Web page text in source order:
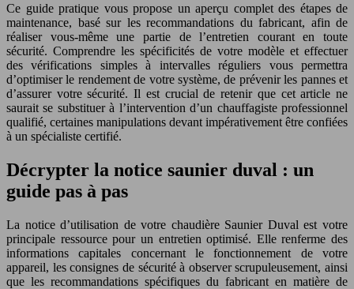
Ce guide pratique vous propose un aperçu complet des étapes de
maintenance, basé sur les recommandations du fabricant, afin de
réaliser vous-même une partie de l’entretien courant en toute
sécurité. Comprendre les spécificités de votre modèle et effectuer
des vérifications simples à intervalles réguliers vous permettra
d’optimiser le rendement de votre système, de prévenir les pannes et
d’assurer votre sécurité. Il est crucial de retenir que cet article ne
saurait se substituer à l’intervention d’un chauffagiste professionnel
qualifié, certaines manipulations devant impérativement être confiées
à un spécialiste certifié.
Décrypter la notice saunier duval : un
guide pas à pas
La notice d’utilisation de votre chaudière Saunier Duval est votre
principale ressource pour un entretien optimisé. Elle renferme des
informations capitales concernant le fonctionnement de votre
appareil, les consignes de sécurité à observer scrupuleusement, ainsi
que les recommandations spécifiques du fabricant en matière de